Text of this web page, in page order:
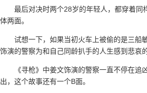
最后对决时两个28岁的年轻人，都穿着
体两面。
试想一下，如果当初火车上被偷的是三船
饰演的警察为和自己同龄扒手的人生感到悲哀
《寻枪》中姜文饰演的警察一直不停在
出，这个故事还有一个B面。